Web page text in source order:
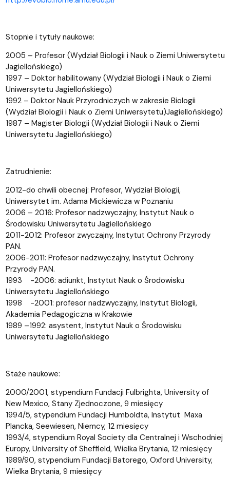
Stopnie i tytuły naukowe:
2005 – Profesor (Wydział Biologii i Nauk o Ziemi Uniwersytetu
Jagiellońskiego)
1997 – Doktor habilitowany (Wydział Biologii i Nauk o Ziemi
Uniwersytetu Jagiellońskiego)
1992 – Doktor Nauk Przyrodniczych w zakresie Biologii
(Wydział Biologii i Nauk o Ziemi Uniwersytetu)Jagiellońskiego)
1987 – Magister Biologii (Wydział Biologii i Nauk o Ziemi
Uniwersytetu Jagiellońskiego)
Zatrudnienie:
2012-do chwili obecnej: Profesor, Wydział Biologii,
Uniwersytet im. Adama Mickiewicza w Poznaniu
2006 – 2016: Profesor nadzwyczajny, Instytut Nauk o
Środowisku Uniwersytetu Jagiellońskiego
2011-2012: Profesor zwyczajny, Instytut Ochrony Przyrody
PAN.
2006-2011: Profesor nadzwyczajny, Instytut Ochrony
Przyrody PAN.
1993 -2006: adiunkt, Instytut Nauk o Środowisku
Uniwersytetu Jagiellońskiego
1998 -2001: profesor nadzwyczajny, Instytut Biologii,
Akademia Pedagogiczna w Krakowie
1989 –1992: asystent, Instytut Nauk o Środowisku
Uniwersytetu Jagiellońskiego
Staże naukowe:
2000/2001, stypendium Fundacji Fulbrighta, University of
New Mexico, Stany Zjednoczone, 9 miesięcy
1994/5, stypendium Fundacji Humboldta, Instytut Maxa
Plancka, Seewiesen, Niemcy, 12 miesięcy
1993/4, stypendium Royal Society dla Centralnej i Wschodniej
Europy, University of Sheffield, Wielka Brytania, 12 miesięcy
1989/90, stypendium Fundacji Batorego, Oxford University,
Wielka Brytania, 9 miesięcy